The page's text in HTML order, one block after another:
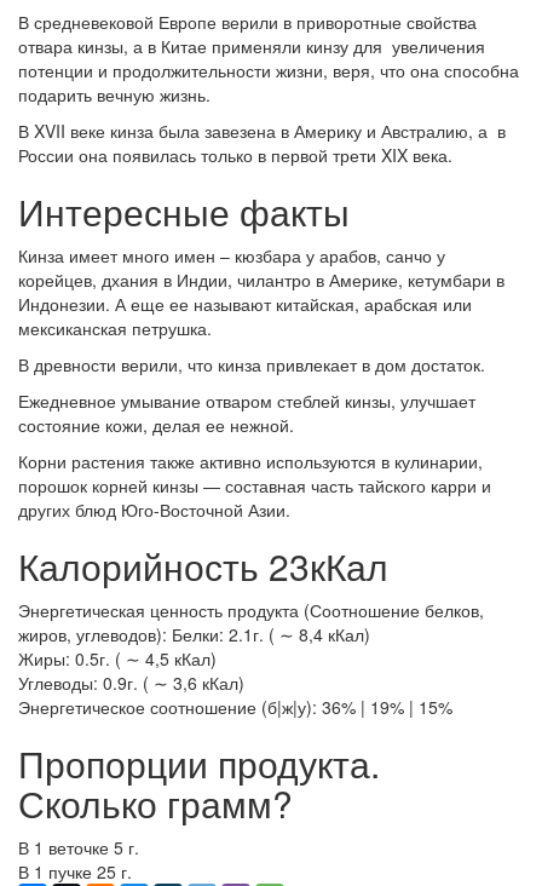
В средневековой Европе верили в приворотные свойства
отвара кинзы, а в Китае применяли кинзу для увеличения
потенции и продолжительности жизни, веря, что она способна
подарить вечную жизнь.
В XVII веке кинза была завезена в Америку и Австралию, а в
России она появилась только в первой трети XIX века.
Интересные факты
Кинза имеет много имен – кюзбара у арабов, санчо у
корейцев, дхания в Индии, чилантро в Америке, кетумбари в
Индонезии. А еще ее называют китайская, арабская или
мексиканская петрушка.
В древности верили, что кинза привлекает в дом достаток.
Ежедневное умывание отваром стеблей кинзы, улучшает
состояние кожи, делая ее нежной.
Корни растения также активно используются в кулинарии,
порошок корней кинзы — составная часть тайского карри и
других блюд Юго-Восточной Азии.
Калорийность 23кКал
Энергетическая ценность продукта (Соотношение белков,
жиров, углеводов): Белки: 2.1г. ( ∼ 8,4 кКал)
Жиры: 0.5г. ( ∼ 4,5 кКал)
Углеводы: 0.9г. ( ∼ 3,6 кКал)
Энергетическое соотношение (б|ж|у): 36% | 19% | 15%
Пропорции продукта.
Сколько грамм?
В 1 веточке 5 г.
В 1 пучке 25 г.